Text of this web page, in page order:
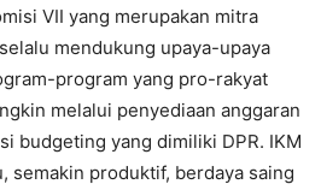
VII yang merupakan mitra
mendukung upaya-upaya
program yang pro-rakyat
melalui penyediaan anggaran
budgeting yang dimiliki DPR. IKM
semakin produktif, berdaya saing